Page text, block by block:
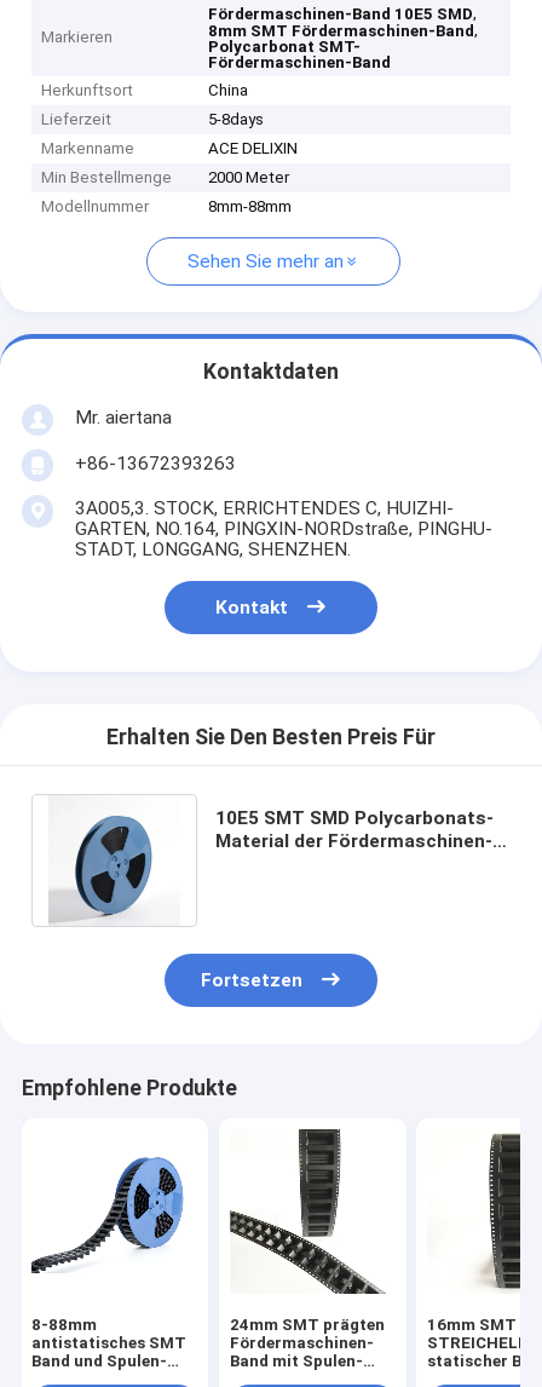
Markieren
Fördermaschinen-Band 10E5 SMD,
8mm SMT Fördermaschinen-Band,
Polycarbonat SMT-
Fördermaschinen-Band
Herkunftsort
China
Lieferzeit
5-8days
Markenname
ACE DELIXIN
Min Bestellmenge
2000 Meter
Modellnummer
8mm-88mm
Sehen Sie mehr an
Kontaktdaten
Mr. aiertana
+86-13672393263
3A005,3. STOCK, ERRICHTENDES C, HUIZHI-
GARTEN, NO.164, PINGXIN-NORDstraße, PINGHU-
STADT, LONGGANG, SHENZHEN.
Kontakt
Erhalten Sie Den Besten Preis Für
10E5 SMT SMD Polycarbonats-
Material der Fördermaschinen-
Fortsetzen
Empfohlene Produkte
8-88mm
antistatisches SMT
Band und Spulen-
24mm SMT prägten
Fördermaschinen-
Band mit Spulen-
16mm SMT
STREICHELN
statischer